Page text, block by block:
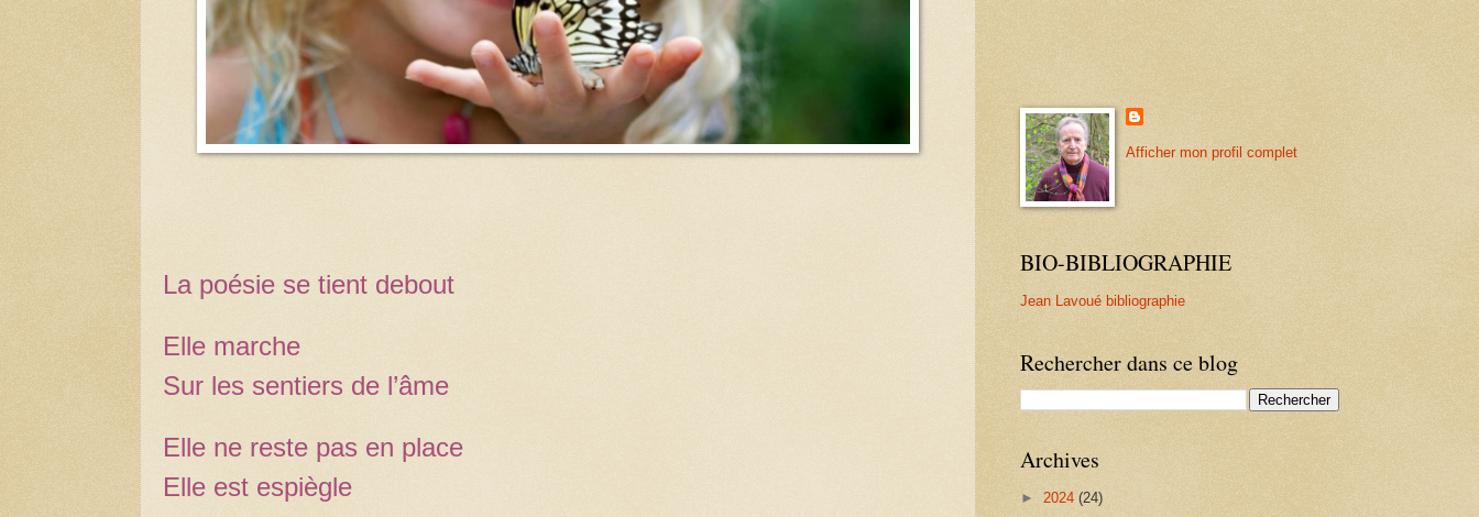
La poésie se tient debout
Elle marche
Sur les sentiers de l’âme
Elle ne reste pas en place
Elle est espiègle
Afficher mon profil complet
BIO-BIBLIOGRAPHIE
Jean Lavoué bibliographie
Rechercher dans ce blog
Archives
► 2024 (24)